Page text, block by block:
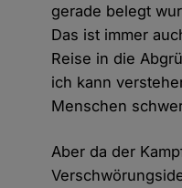
gerade belegt
Das ist immer
Reise in die
ich kann
Menschen
Aber da der